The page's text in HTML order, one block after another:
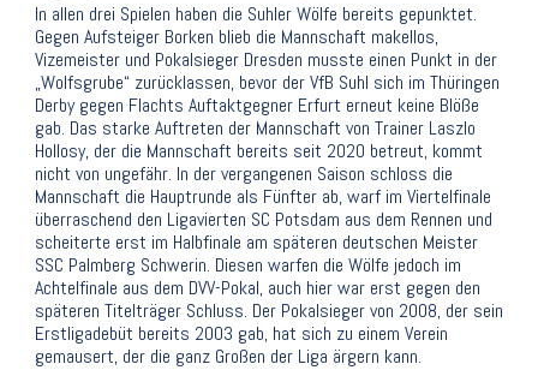
In allen drei Spielen haben die Suhler Wölfe bereits gepunktet.
Gegen Aufsteiger Borken blieb die Mannschaft makellos,
Vizemeister und Pokalsieger Dresden musste einen Punkt in der
„Wolfsgrube“ zurücklassen, bevor der VfB Suhl sich im Thüringen
Derby gegen Flachts Auftaktgegner Erfurt erneut keine Blöße
gab. Das starke Auftreten der Mannschaft von Trainer Laszlo
Hollosy, der die Mannschaft bereits seit 2020 betreut, kommt
nicht von ungefähr. In der vergangenen Saison schloss die
Mannschaft die Hauptrunde als Fünfter ab, warf im Viertelfinale
überraschend den Ligavierten SC Potsdam aus dem Rennen und
scheiterte erst im Halbfinale am späteren deutschen Meister
SSC Palmberg Schwerin. Diesen warfen die Wölfe jedoch im
Achtelfinale aus dem DVV-Pokal, auch hier war erst gegen den
späteren Titelträger Schluss. Der Pokalsieger von 2008, der sein
Erstligadebüt bereits 2003 gab, hat sich zu einem Verein
gemausert, der die ganz Großen der Liga ärgern kann.